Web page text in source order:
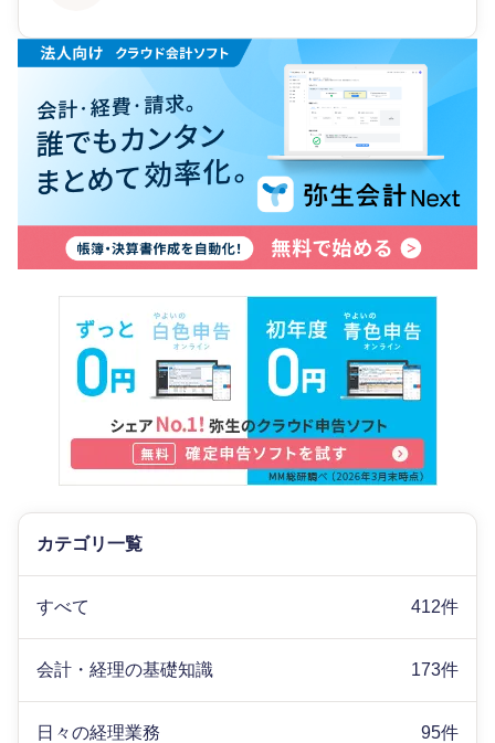
カテゴリ一覧
すべて 412件
会計・経理の基礎知識 173件
日々の経理業務 95件